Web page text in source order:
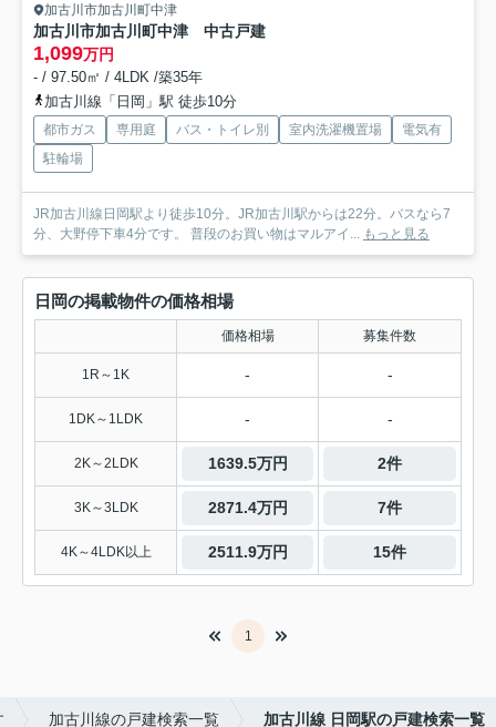
加古川市加古川町中津
加古川市加古川町中津 中古戸建
1,099万円
- / 97.50㎡ / 4LDK /築35年
加古川線「日岡」駅 徒歩10分
都市ガス 専用庭 バス・トイレ別 室内洗濯機置場
電気有
駐輪場
JR加古川線日岡駅より徒歩10分。JR加古川駅からは22分。バスなら7
分、大野停下車4分です。 普段のお買い物はマルアイ...
もっと見る
日岡の掲載物件の価格相場
価格相場 募集件数
1R～1K - -
1DK～1LDK - -
2K～2LDK 1639.5万円 2件
3K～3LDK 2871.4万円 7件
4K～4LDK以上 2511.9万円 15件
1
加古川線の戸建検索一覧 加古川線 日岡駅の戸建検索一覧